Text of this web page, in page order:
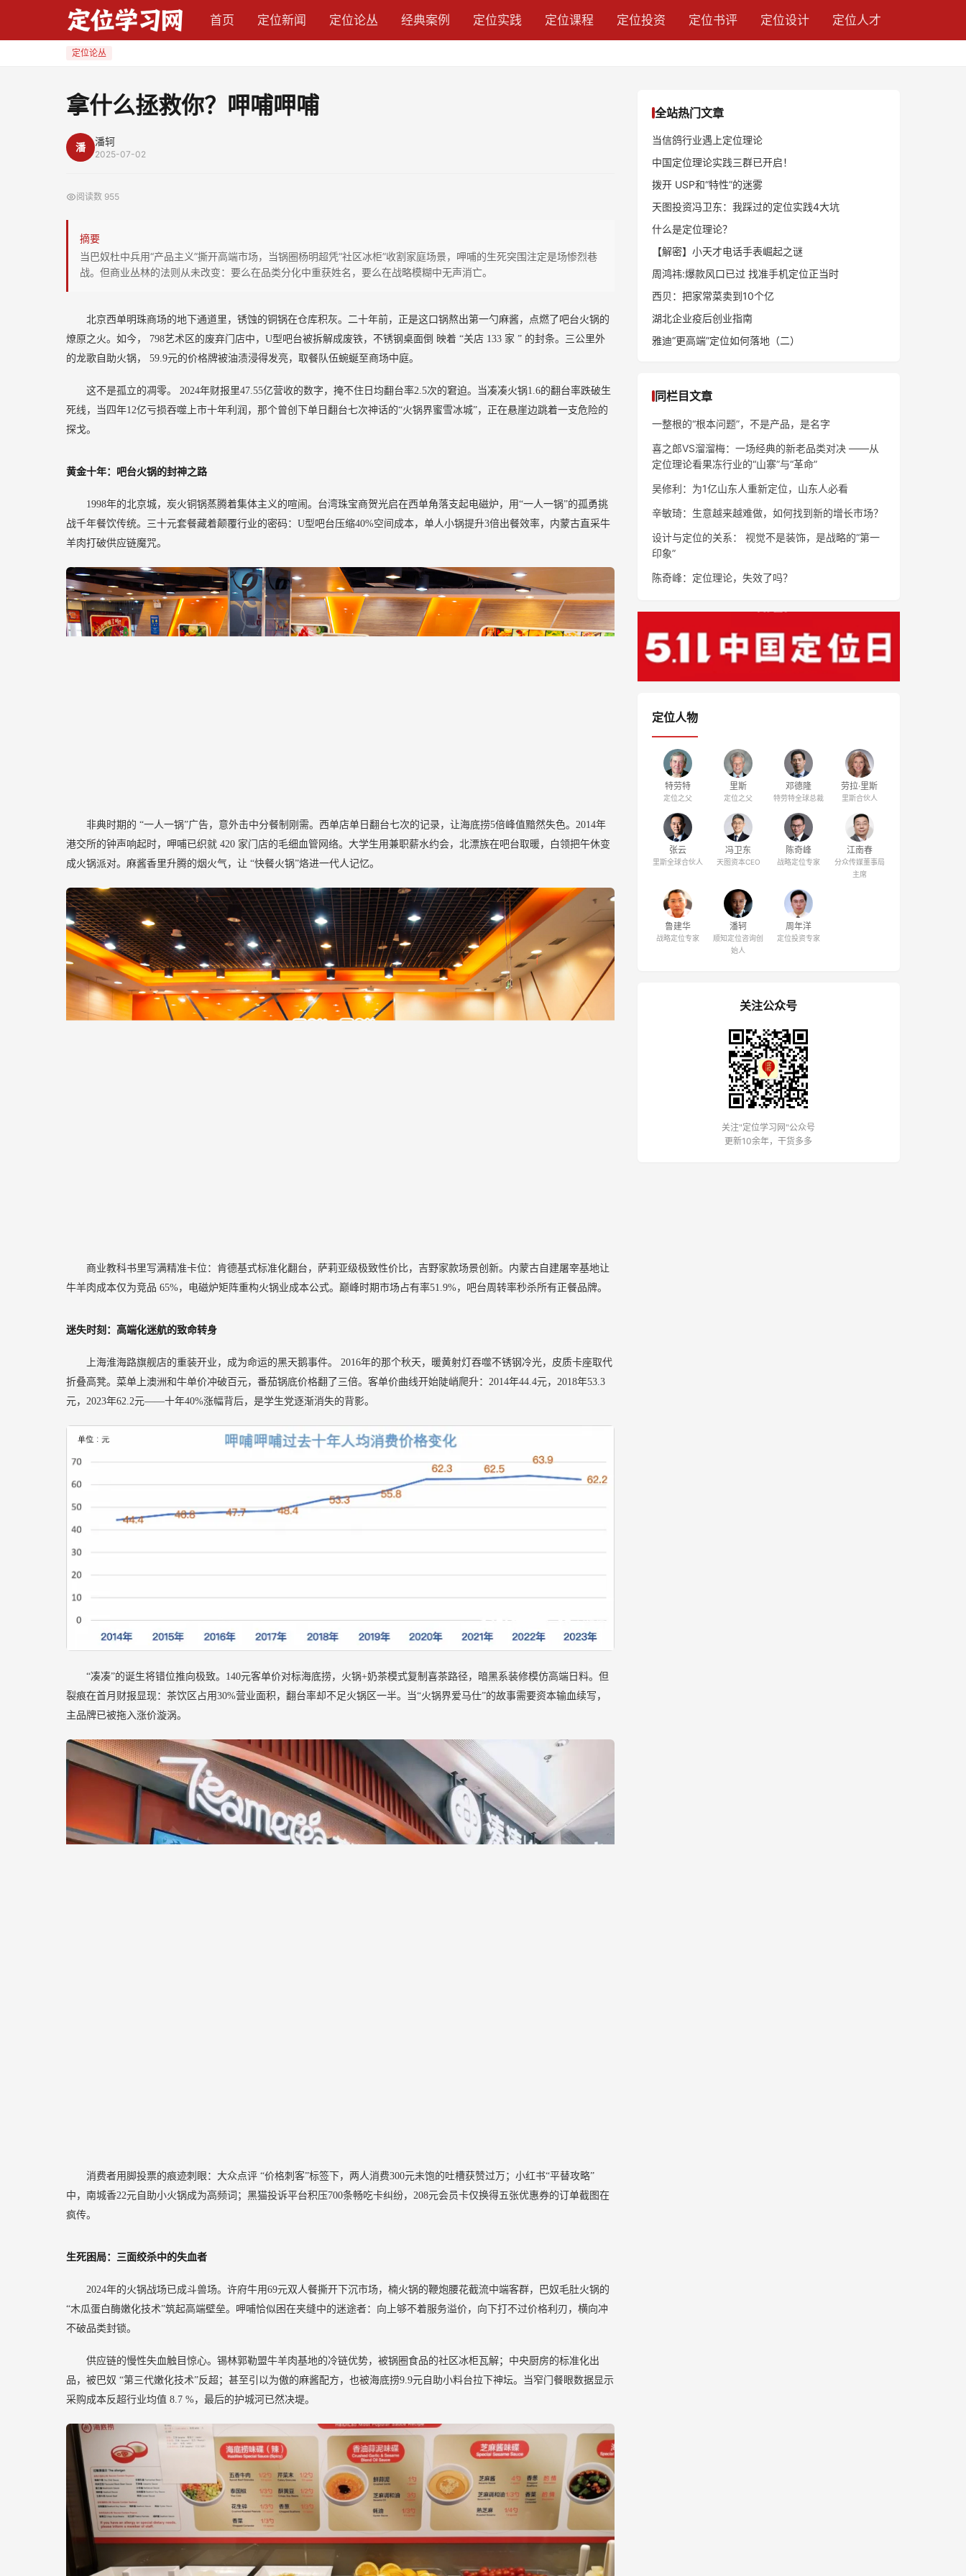
首页 定位新闻 定位论丛 经典案例 定位实践 定位课程 定位投资 定位书评 定位设计 定位人才
定位论丛
拿什么拯救你？呷哺呷哺
潘 潘轲
2025-07-02
阅读数 955
摘要
当巴奴杜中兵用“产品主义”撕开高端市场，当锅圈杨明超凭“社区冰柜”收割家庭场景，呷哺的生死突围注定是场惨烈巷
战。但商业丛林的法则从未改变：要么在品类分化中重获姓名，要么在战略模糊中无声消亡。
北京西单明珠商场的地下通道里，锈蚀的铜锅在仓库积灰。二十年前，正是这口锅熬出第一勺麻酱，点燃了吧台火锅的
燎原之火。如今， 798艺术区的废弃门店中，U型吧台被拆解成废铁，不锈钢桌面倒 映着 “关店 133 家 ” 的封条。三公里外
的龙歌自助火锅， 59.9元的价格牌被油渍浸得发亮，取餐队伍蜿蜒至商场中庭。
这不是孤立的凋零。 2024年财报里47.55亿营收的数字，掩不住日均翻台率2.5次的窘迫。当凑凑火锅1.6的翻台率跌破生
死线，当四年12亿亏损吞噬上市十年利润，那个曾创下单日翻台七次神话的“火锅界蜜雪冰城”，正在悬崖边跳着一支危险的
探戈。
黄金十年：吧台火锅的封神之路
1998年的北京城，炭火铜锅蒸腾着集体主义的喧闹。台湾珠宝商贺光启在西单角落支起电磁炉，用“一人一锅”的孤勇挑
战千年餐饮传统。三十元套餐藏着颠覆行业的密码：U型吧台压缩40%空间成本，单人小锅提升3倍出餐效率，内蒙古直采牛
羊肉打破供应链魔咒。
非典时期的 “一人一锅”广告，意外击中分餐制刚需。西单店单日翻台七次的记录，让海底捞5倍峰值黯然失色。2014年
港交所的钟声响起时，呷哺已织就 420 家门店的毛细血管网络。大学生用兼职薪水约会，北漂族在吧台取暖，白领把午休变
成火锅派对。麻酱香里升腾的烟火气，让 “快餐火锅”烙进一代人记忆。
商业教科书里写满精准卡位：肯德基式标准化翻台，萨莉亚级极致性价比，吉野家款场景创新。内蒙古自建屠宰基地让
牛羊肉成本仅为竞品 65%，电磁炉矩阵重构火锅业成本公式。巅峰时期市场占有率51.9%，吧台周转率秒杀所有正餐品牌。
迷失时刻：高端化迷航的致命转身
上海淮海路旗舰店的重装开业，成为命运的黑天鹅事件。 2016年的那个秋天，暖黄射灯吞噬不锈钢冷光，皮质卡座取代
折叠高凳。菜单上澳洲和牛单价冲破百元，番茄锅底价格翻了三倍。客单价曲线开始陡峭爬升：2014年44.4元，2018年53.3
元，2023年62.2元——十年40%涨幅背后，是学生党逐渐消失的背影。
“凑凑”的诞生将错位推向极致。140元客单价对标海底捞，火锅+奶茶模式复制喜茶路径，暗黑系装修模仿高端日料。但
裂痕在首月财报显现：茶饮区占用30%营业面积，翻台率却不足火锅区一半。当“火锅界爱马仕”的故事需要资本输血续写，
主品牌已被拖入涨价漩涡。
消费者用脚投票的痕迹刺眼：大众点评 “价格刺客”标签下，两人消费300元未饱的吐槽获赞过万；小红书“平替攻略”
中，南城香22元自助小火锅成为高频词；黑猫投诉平台积压700条畅吃卡纠纷，208元会员卡仅换得五张优惠券的订单截图在
疯传。
生死困局：三面绞杀中的失血者
2024年的火锅战场已成斗兽场。许府牛用69元双人餐撕开下沉市场，楠火锅的鞭炮腰花截流中端客群，巴奴毛肚火锅的
“木瓜蛋白酶嫩化技术”筑起高端壁垒。呷哺恰似困在夹缝中的迷途者：向上够不着服务溢价，向下打不过价格利刃，横向冲
不破品类封锁。
供应链的慢性失血触目惊心。锡林郭勒盟牛羊肉基地的冷链优势，被锅圈食品的社区冰柜瓦解；中央厨房的标准化出
品，被巴奴 “第三代嫩化技术”反超；甚至引以为傲的麻酱配方，也被海底捞9.9元自助小料台拉下神坛。当窄门餐眼数据显示
采购成本反超行业均值 8.7 %，最后的护城河已然决堤。
全站热门文章
当信鸽行业遇上定位理论
中国定位理论实践三群已开启！
拨开 USP和“特性”的迷雾
天图投资冯卫东：我踩过的定位实践4大坑
什么是定位理论？
【解密】小天才电话手表崛起之谜
周鸿祎:爆款风口已过 找准手机定位正当时
西贝：把家常菜卖到10个亿
湖北企业疫后创业指南
雅迪“更高端”定位如何落地（二）
同栏目文章
一整根的“根本问题”，不是产品，是名字
喜之郎VS溜溜梅：一场经典的新老品类对决 ——从
定位理论看果冻行业的“山寨”与“革命”
吴修利：为1亿山东人重新定位，山东人必看
辛敏琦：生意越来越难做，如何找到新的增长市场？
设计与定位的关系： 视觉不是装饰，是战略的“第一
印象”
陈奇峰：定位理论，失效了吗？
定位人物
特劳特
定位之父
里斯
定位之父
邓德隆
特劳特全球总裁
劳拉·里斯
里斯合伙人
张云
里斯全球合伙人
冯卫东
天图资本CEO
陈奇峰
战略定位专家
江南春
分众传媒董事局
主席
鲁建华
战略定位专家
潘轲
顺知定位咨询创
始人
周年洋
定位投资专家
关注公众号
关注"定位学习网"公众号
更新10余年，干货多多